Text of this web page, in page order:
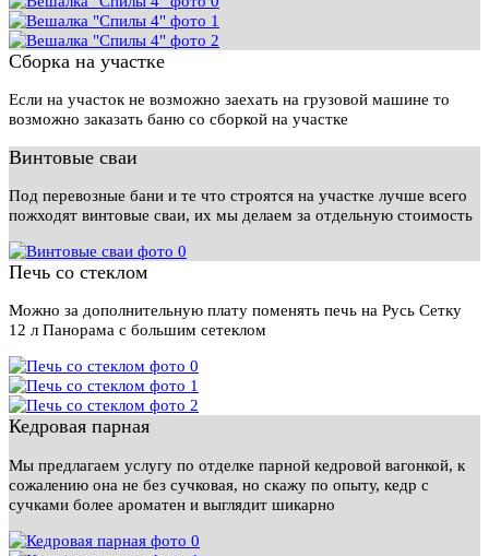
Сборка на участке
Если на участок не возможно заехать на грузовой машине то
возможно заказать баню со сборкой на участке
Винтовые сваи
Под перевозные бани и те что строятся на участке лучше всего
пожходят винтовые сваи, их мы делаем за отдельную стоимость
Печь со стеклом
Можно за дополнительную плату поменять печь на Русь Сетку
12 л Панорама с большим сетеклом
Кедровая парная
Мы предлагаем услугу по отделке парной кедровой вагонкой, к
сожалению она не без сучковая, но скажу по опыту, кедр с
сучками более ароматен и выглядит шикарно